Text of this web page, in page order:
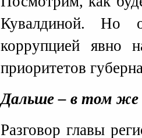
Кувалдиной. Но
коррупцией явно
приоритетов
Дальше – в том
Разговор главы